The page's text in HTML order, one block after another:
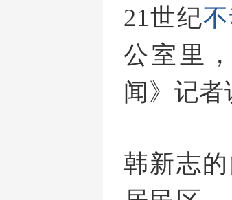
21世纪
公室里
闻》记者
韩新志